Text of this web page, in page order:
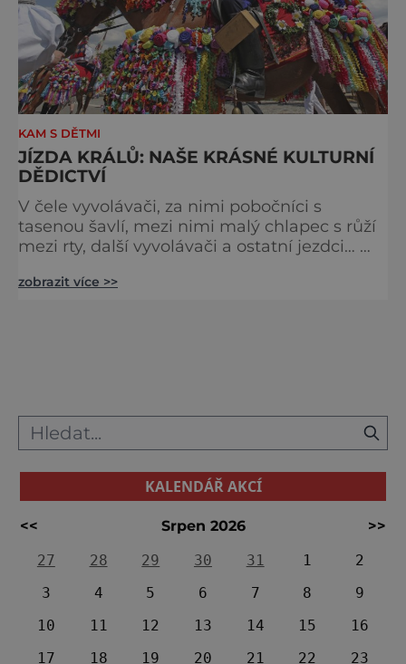
KAM S DĚTMI
JÍZDA KRÁLŮ: NAŠE KRÁSNÉ KULTURNÍ
DĚDICTVÍ
V čele vyvolávači, za nimi pobočníci s
tasenou šavlí, mezi nimi malý chlapec s růží
mezi rty, další vyvolávači a ostatní jezdci…
seznamu nehmotných památek UNESCO. U
zobrazit více >>
KALENDÁŘ AKCÍ
<< Srpen 2026
>>
27
28 29 30 31 1
2
3
4 5 6 7 8
9
10
11 12 13 14 15
16
17
18 19 20 21 22 23